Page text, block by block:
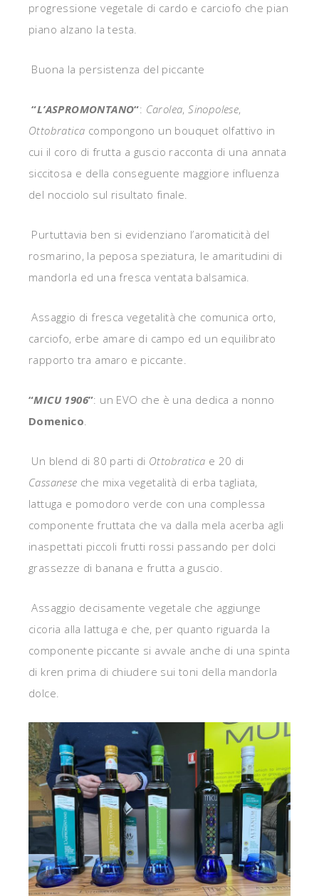
progressione vegetale di cardo e carciofo che pian
piano alzano la testa.
Buona la persistenza del piccante
“L’ASPROMONTANO“: Carolea,Sinopolese,
Ottobratica compongono un bouquet olfattivo in
cui il coro di frutta a guscio racconta di una annata
siccitosa e della conseguente maggiore influenza
del nocciolo sul risultato finale.
Purtuttavia ben si evidenziano l’aromaticità del
rosmarino, la peposa speziatura, le amaritudini di
mandorla ed una fresca ventata balsamica.
Assaggio di fresca vegetalità che comunica orto,
carciofo, erbe amare di campo ed un equilibrato
rapporto tra amaro e piccante.
“MICU 1906”: un EVO che è una dedica a nonno
Domenico.
Un blend di 80 parti di Ottobratica e 20 di
Cassanese che mixa vegetalità di erba tagliata,
lattuga e pomodoro verde con una complessa
componente fruttata che va dalla mela acerba agli
inaspettati piccoli frutti rossi passando per dolci
grassezze di banana e frutta a guscio.
Assaggio decisamente vegetale che aggiunge
cicoria alla lattuga e che, per quanto riguarda la
componente piccante si avvale anche di una spinta
di kren prima di chiudere sui toni della mandorla
dolce.